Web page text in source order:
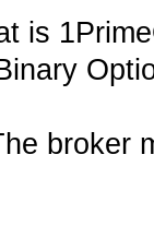
is
broker